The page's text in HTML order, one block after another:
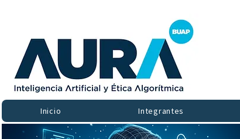
Inicio Integrantes